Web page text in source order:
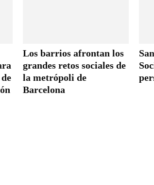
Los barrios afrontan los
grandes retos sociales de
la metrópoli de
Barcelona